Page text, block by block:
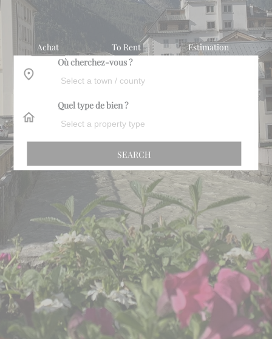
Achat To Rent Estimation
Où cherchez-vous ?
Quel type de bien ?